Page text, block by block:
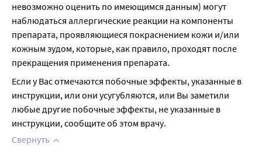
невозможно оценить по имеющимся данным) могут
наблюдаться аллергические реакции на компоненты
препарата, проявляющиеся покраснением кожи и/или
кожным зудом, которые, как правило, проходят после
прекращения применения препарата.
Если у Вас отмечаются побочные эффекты, указанные в
инструкции, или они усугубляются, или Вы заметили
любые другие побочные эффекты, не указанные в
инструкции, сообщите об этом врачу.
Свернуть